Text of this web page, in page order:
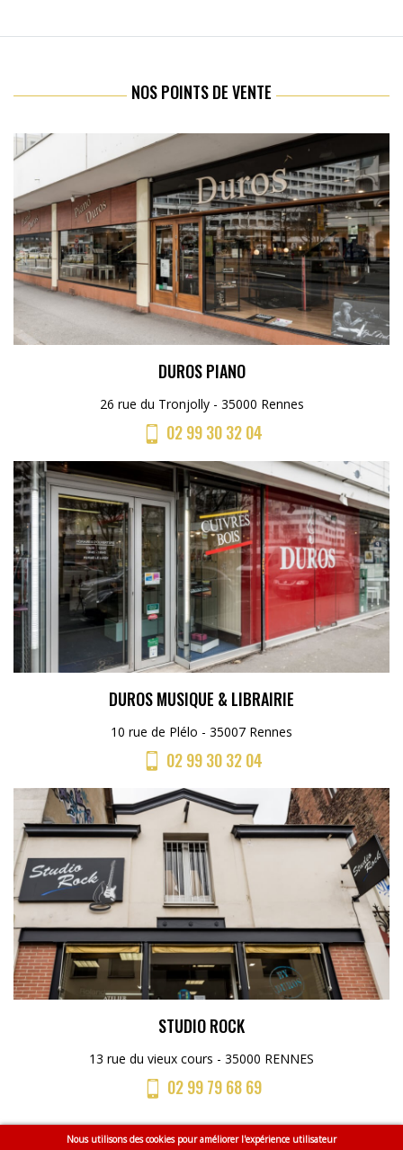
Nous utilisons des cookies pour améliorer l'expérience utilisateur
NOS POINTS DE VENTE
DUROS PIANO
26 rue du Tronjolly - 35000 Rennes
02 99 30 32 04
DUROS MUSIQUE & LIBRAIRIE
10 rue de Plélo - 35007 Rennes
02 99 30 32 04
STUDIO ROCK
13 rue du vieux cours - 35000 RENNES
02 99 79 68 69